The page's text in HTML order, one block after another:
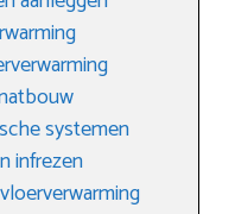
systemen
infrezen